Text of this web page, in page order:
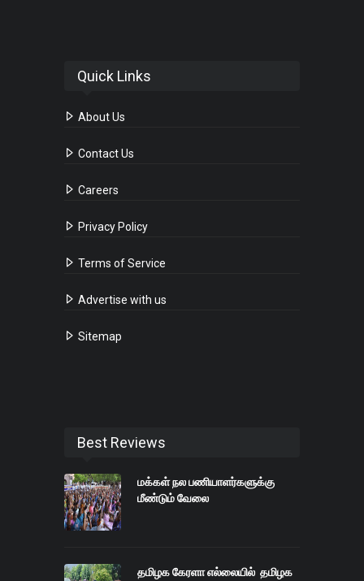
Quick Links
About Us
Contact Us
Careers
Privacy Policy
Terms of Service
Advertise with us
Sitemap
Best Reviews
மக்கள் நல பணியாளர்களுக்கு
மீண்டும் வேலை
தமிழக கேரளா எல்லையில் தமிழக